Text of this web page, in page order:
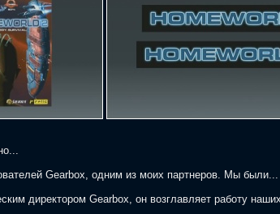
Gearbox, одним из моих партнеров. Мы
директором Gearbox, он возглавляет работу